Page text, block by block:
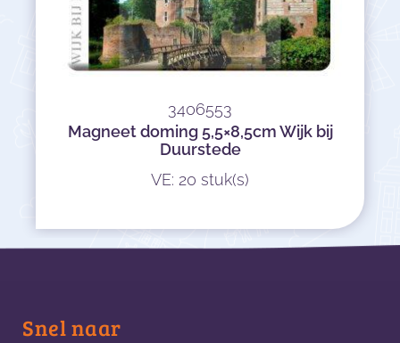
3406553
Magneet doming 5,5×8,5cm Wijk bij
Duurstede
VE: 20 stuk(s)
Snel naar